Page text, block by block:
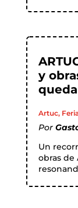
y
Artuc,
Por
Un
obras de